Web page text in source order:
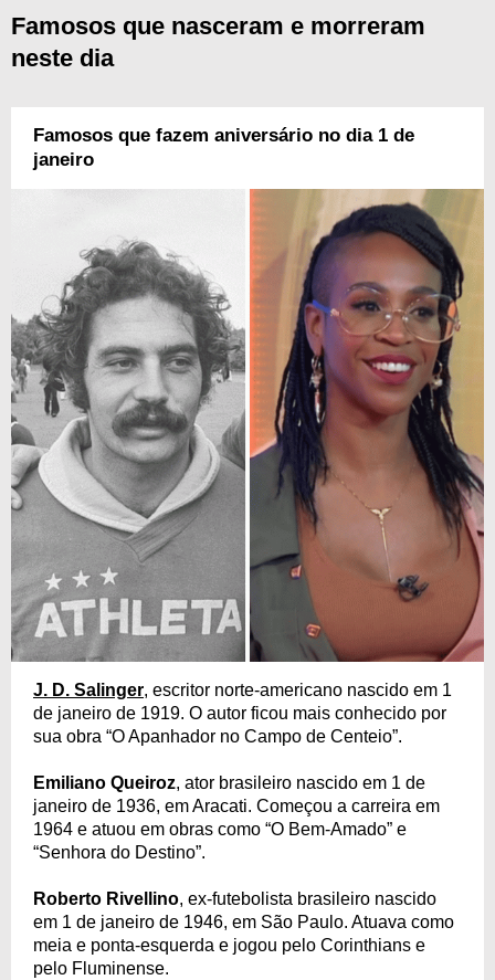
Famosos que nasceram e morreram
neste dia
Famosos que fazem aniversário no dia 1 de
janeiro
J. D. Salinger, escritor norte-americano nascido em 1
de janeiro de 1919. O autor ficou mais conhecido por
sua obra “O Apanhador no Campo de Centeio”.
Emiliano Queiroz, ator brasileiro nascido em 1 de
janeiro de 1936, em Aracati. Começou a carreira em
1964 e atuou em obras como “O Bem-Amado” e
“Senhora do Destino”.
Roberto Rivellino, ex-futebolista brasileiro nascido
em 1 de janeiro de 1946, em São Paulo. Atuava como
meia e ponta-esquerda e jogou pelo Corinthians e
pelo Fluminense.